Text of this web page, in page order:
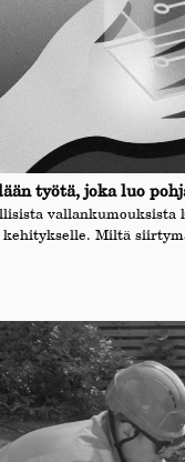
työtä, joka luo
Miltä